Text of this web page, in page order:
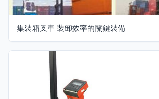
集裝箱叉車 裝卸效率的關鍵裝備